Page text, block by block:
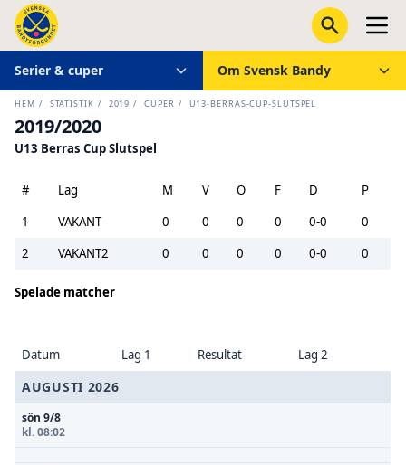
Serier & cuper Om Svensk Bandy
HEM / STATISTIK / 2019 / CUPER / U13-BERRAS-CUP-SLUTSPEL
2019/2020
U13 Berras Cup Slutspel
# Lag M V O F D
P
1
VAKANT 0 0 0 0 0-0
0
2
VAKANT2 0 0 0 0 0-0 0
Spelade matcher
Datum Lag 1 Resultat Lag 2
AUGUSTI 2026
sön 9/8
kl. 08:02